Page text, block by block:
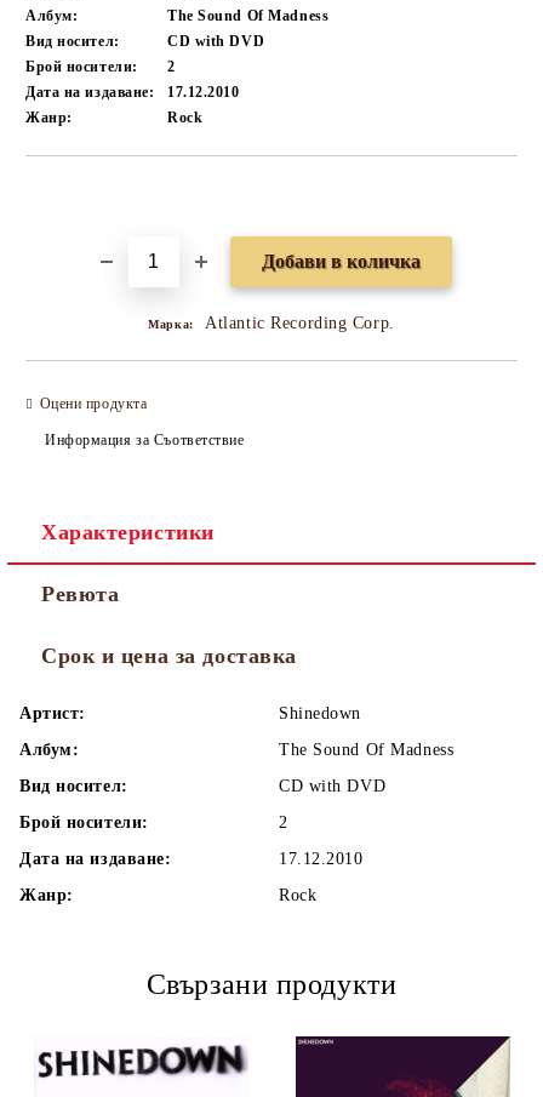
Албум:
The Sound Of Madness
Вид носител:
CD with DVD
Брой носители:
2
Дата на издаване:
17.12.2010
Жанр:
Rock
Марка: Atlantic Recording Corp.
Оцени продукта
Информация за Съответствие
Характеристики
Ревюта
Срок и цена за доставка
Артист:
Shinedown
Албум:
The Sound Of Madness
Вид носител:
CD with DVD
Брой носители:
2
Дата на издаване:
17.12.2010
Жанр:
Rock
Свързани продукти